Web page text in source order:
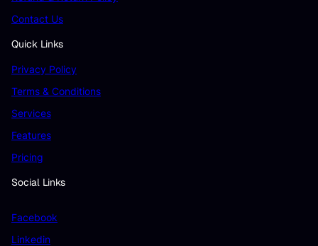
Contact Us
Quick Links
Privacy Policy
Terms & Conditions
Services
Features
Pricing
Social Links
Facebook
Linkedin